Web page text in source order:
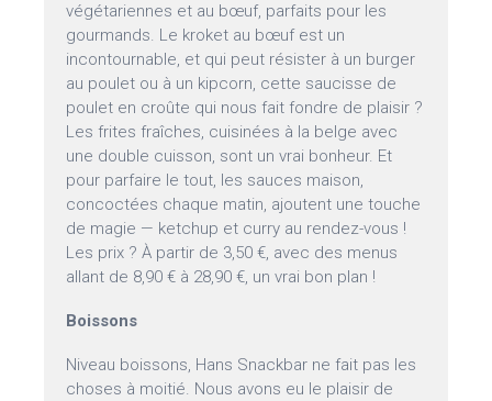
végétariennes et au bœuf, parfaits pour les
gourmands. Le kroket au bœuf est un
incontournable, et qui peut résister à un burger
au poulet ou à un kipcorn, cette saucisse de
poulet en croûte qui nous fait fondre de plaisir ?
Les frites fraîches, cuisinées à la belge avec
une double cuisson, sont un vrai bonheur. Et
pour parfaire le tout, les sauces maison,
concoctées chaque matin, ajoutent une touche
de magie — ketchup et curry au rendez-vous !
Les prix ? À partir de 3,50 €, avec des menus
allant de 8,90 € à 28,90 €, un vrai bon plan !
Boissons
Niveau boissons, Hans Snackbar ne fait pas les
choses à moitié. Nous avons eu le plaisir de